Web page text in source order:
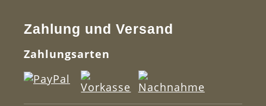
Zahlung und Versand
Zahlungsarten